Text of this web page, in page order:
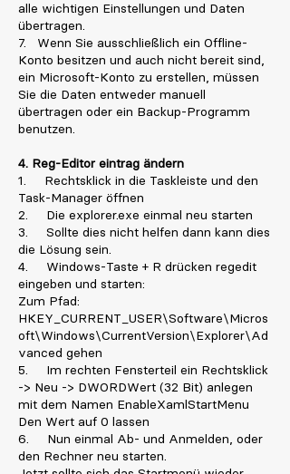
alle wichtigen Einstellungen und Daten
übertragen.
7. Wenn Sie ausschließlich ein Offline-
Konto besitzen und auch nicht bereit sind,
ein Microsoft-Konto zu erstellen, müssen
Sie die Daten entweder manuell
übertragen oder ein Backup-Programm
benutzen.
4. Reg-Editor eintrag ändern
1. Rechtsklick in die Taskleiste und den
Task-Manager öffnen
2. Die explorer.exe einmal neu starten
3. Sollte dies nicht helfen dann kann dies
die Lösung sein.
4. Windows-Taste + R drücken regedit
eingeben und starten:
Zum Pfad:
HKEY_CURRENT_USER\Software\Micros
oft\Windows\CurrentVersion\Explorer\Ad
vanced gehen
5. Im rechten Fensterteil ein Rechtsklick
-> Neu -> DWORDWert (32 Bit) anlegen
mit dem Namen EnableXamlStartMenu
Den Wert auf 0 lassen
6. Nun einmal Ab- und Anmelden, oder
den Rechner neu starten.